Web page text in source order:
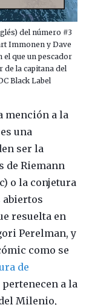
del número #3
Immonen y Dave
el que un pescador
de la capitana del
Black Label
mención a la
una
ser la
de Riemann
o la conjetura
abiertos
resuelta en
Perelman, y
como se
de
pertenecen a la
Milenio,